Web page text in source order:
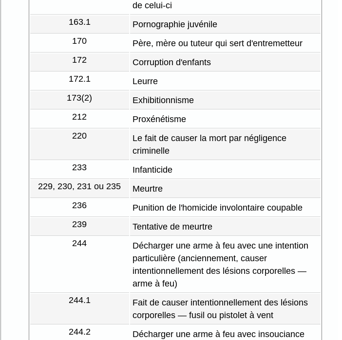
de celui-ci
163.1
Pornographie juvénile
170
Père, mère ou tuteur qui sert d'entremetteur
172
Corruption d'enfants
172.1
Leurre
173(2)
Exhibitionnisme
212
Proxénétisme
220
Le fait de causer la mort par négligence
criminelle
233
Infanticide
229, 230, 231 ou 235
Meurtre
236
Punition de l'homicide involontaire coupable
239
Tentative de meurtre
244
Décharger une arme à feu avec une intention
particulière (anciennement, causer
intentionnellement des lésions corporelles —
arme à feu)
244.1
Fait de causer intentionnellement des lésions
corporelles — fusil ou pistolet à vent
244.2
Décharger une arme à feu avec insouciance